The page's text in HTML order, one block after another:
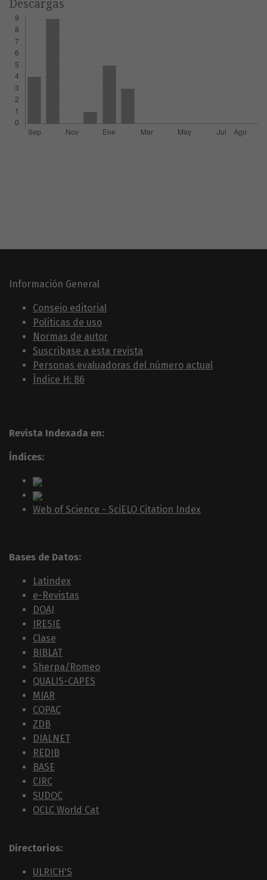
Descargas
Información General
Consejo editorial
Políticas de uso
Normas de autor
Suscribase a esta revista
Personas evaluadoras del número actual
Índice H: 86
Revista Indexada en:
Índices:
Web of Science - SciELO Citation Index
Bases de Datos:
Latindex
e-Revistas
DOAJ
IRESIE
Clase
BIBLAT
Sherpa/Romeo
QUALIS-CAPES
MIAR
COPAC
ZDB
DIALNET
REDIB
BASE
CIRC
SUDOC
OCLC World Cat
Directorios:
ULRICH'S